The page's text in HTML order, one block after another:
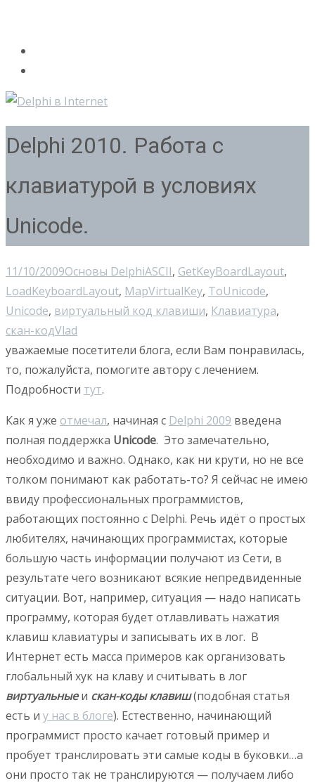
Delphi 2010. Работа с
клавиатурой в условиях
Unicode.
11/10/2009Основы DelphiASCII, GetKeyBoardLayout,
LoadKeyboardLayout, MapVirtualKey, ToUnicode,
Unicode, виртуальный код клавиши, Клавиатура,
скан-кодVlad
уважаемые посетители блога, если Вам понравилась,
то, пожалуйста, помогите автору с лечением.
Подробности тут.
Как я уже отмечал, начиная с Delphi 2009 введена
полная поддержка Unicode. Это замечательно,
необходимо и важно. Однако, как ни крути, но не все
толком понимают как работать-то? Я сейчас не имею
ввиду профессиональных программистов,
работающих постоянно с Delphi. Речь идёт о простых
любителях, начинающих программистах, которые
большую часть информации получают из Сети, в
результате чего возникают всякие непредвиденные
ситуации. Вот, например, ситуация — надо написать
программу, которая будет отлавливать нажатия
клавиш клавиатуры и записывать их в лог. В
Интернет есть масса примеров как организовать
глобальный хук на клаву и считывать в лог
виртуальные и скан-коды клавиш(подобная статья
есть и у нас в блоге). Естественно, начинающий
программист просто качает готовый пример и
пробует транслировать эти самые коды в буковки…а
они просто так не транслируются — получаем либо